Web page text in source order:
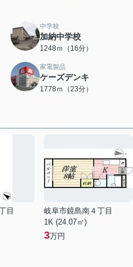
中学校
加納中学校
1248ｍ（16分）
家電製品
ケーズデンキ
1778ｍ（23分）
目
岐阜市鏡島南４丁目
1K (24.07㎡)
3万円